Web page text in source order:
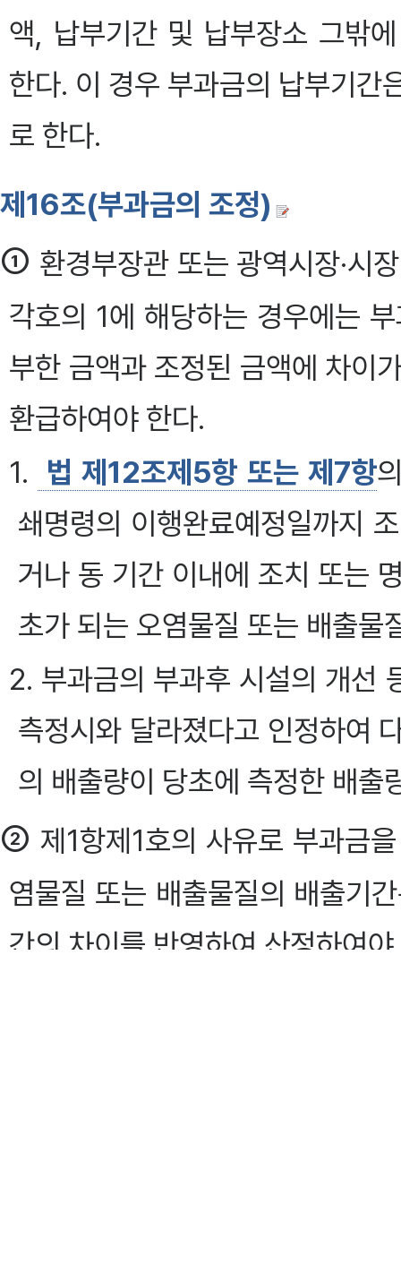
액, 납부기간 및 납부장소 그밖
한다. 이 경우 부과금의 납부기
로 한다.
제16조(부과금의 조정)
① 환경부장관 또는 광역시장·시
각호의 1에 해당하는 경우에는
부한 금액과 조정된 금액에 차이
환급하여야 한다.
1. 법 제12조제5항 또는 제7항
쇄명령의 이행완료예정일까지
거나 동 기간 이내에 조치 또는
초가 되는 오염물질 또는 배출물
2. 부과금의 부과후 시설의 개선
측정시와 달라졌다고 인정하여
의 배출량이 당초에 측정한 배출
② 제1항제1호의 사유로 부과금
염물질 또는 배출물질의 배출기
간의 차이를 반영하여 산정하여